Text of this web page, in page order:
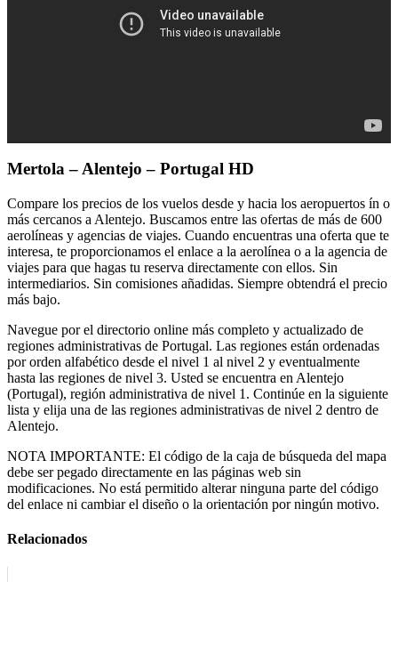
Mertola – Alentejo – Portugal HD
Compare los precios de los vuelos desde y hacia los aeropuertos ín o
más cercanos a Alentejo. Buscamos entre las ofertas de más de 600
aerolíneas y agencias de viajes. Cuando encuentras una oferta que te
interesa, te proporcionamos el enlace a la aerolínea o a la agencia de
viajes para que hagas tu reserva directamente con ellos. Sin
intermediarios. Sin comisiones añadidas. Siempre obtendrá el precio
más bajo.
Navegue por el directorio online más completo y actualizado de
regiones administrativas de Portugal. Las regiones están ordenadas
por orden alfabético desde el nivel 1 al nivel 2 y eventualmente
hasta las regiones de nivel 3. Usted se encuentra en Alentejo
(Portugal), región administrativa de nivel 1. Continúe en la siguiente
lista y elija una de las regiones administrativas de nivel 2 dentro de
Alentejo.
NOTA IMPORTANTE: El código de la caja de búsqueda del mapa
debe ser pegado directamente en las páginas web sin
modificaciones. No está permitido alterar ninguna parte del código
del enlace ni cambiar el diseño o la orientación por ningún motivo.
Relacionados